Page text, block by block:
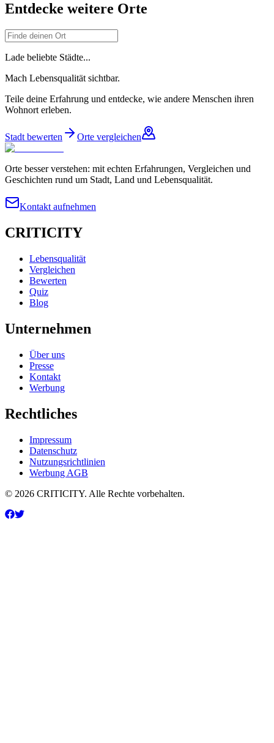
Entdecke weitere Orte
Lade beliebte Städte...
Mach Lebensqualität sichtbar.
Teile deine Erfahrung und entdecke, wie andere Menschen ihren
Wohnort erleben.
Stadt bewerten Orte vergleichen
Orte besser verstehen: mit echten Erfahrungen, Vergleichen und
Geschichten rund um Stadt, Land und Lebensqualität.
Kontakt aufnehmen
CRITICITY
Lebensqualität
Vergleichen
Bewerten
Quiz
Blog
Unternehmen
Über uns
Presse
Kontakt
Werbung
Rechtliches
Impressum
Datenschutz
Nutzungsrichtlinien
Werbung AGB
© 2026 CRITICITY. Alle Rechte vorbehalten.